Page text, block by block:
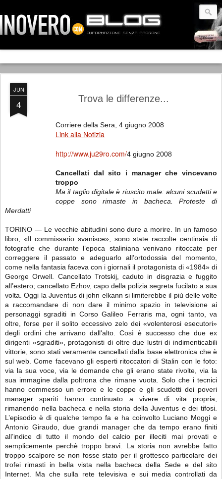
JUN
4 Trova le differenze...
Corriere della Sera, 4 giugno 2008
Link alla Notizia
http://www.ju29ro.com/4 giugno 2008
Cancellati dal sito i manager che vincevano
troppo
Ma il taglio digitale è riuscito male: alcuni scudetti e
coppe sono rimaste in bacheca.
Proteste di
Merdatti
TORINO — Le vecchie abitudini sono dure a morire. In un famoso
libro, «Il commissario svanisce», sono state raccolte centinaia di
fotografie che durante l’epoca staliniana venivano ritoccate per
correggere il passato e adeguarlo all’ortodossia del momento,
come nella fantasia faceva con i giornali il protagonista di «1984» di
George Orwell. Cancellato Trotskij, caduto in disgrazia e fuggito
all’estero; cancellato Ezhov, capo della polizia segreta fucilato a sua
volta. Oggi la Juventus di john elkann si limiterebbe il più delle volte
a raccomandare di non dare il minimo spazio in televisione ai
personaggi sgraditi in Corso Galileo Ferraris ma, ogni tanto, va
oltre, forse per il solito eccessivo zelo dei «volenterosi esecutori»
degli ordini che arrivano dall'alto. Così è successo che due ex
dirigenti «sgraditi», protagonisti di oltre due lustri di indimenticabili
vittorie, sono stati veramente cancellati dalla base elettronica che è
sul web. Come facevano gli esperti ritoccatori di Stalin con le foto:
via la sua voce, via le domande che gli erano state rivolte, via la
sua immagine dalla poltrona che rimane vuota. Solo che i tecnici
hanno commesso un errore e le coppe e gli scudetti dei poveri
manager spariti hanno continuato a vivere di vita propria,
rimanendo nella bacheca e nella storia della Juventus e dei tifosi.
L’episodio è di qualche tempo fa e ha coinvolto Luciano Moggi e
Antonio Giraudo, due grandi manager che da tempo erano finiti
all’indice di tutto il mondo del calcio per illeciti mai provati e
semplicemente perchè troppo bravi. La storia non avrebbe fatto
troppo scalpore se non fosse stato per il grottesco particolare dei
trofei rimasti in bella vista nella bacheca della Sede e del sito
Internet. Ma che sulla rete televisiva e sui media controllati da